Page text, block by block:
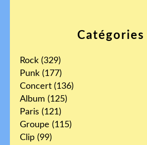
Catégories
Rock (329)
Punk (177)
Concert (136)
Album (125)
Paris (121)
Groupe (115)
Clip (99)